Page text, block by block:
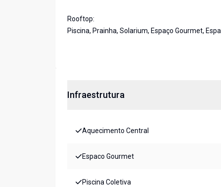
Rooftop:
Piscina, Prainha, Solarium, Espaço Gourmet,
Infraestrutura
Aquecimento Central
Espaco Gourmet
Piscina Coletiva